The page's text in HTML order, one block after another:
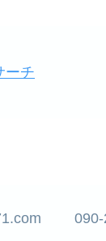
ーチ
090-